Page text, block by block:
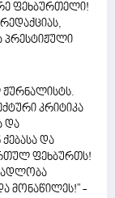
ფეხბურთელი!
პრესტიჟული
ჟურნალისტს.
კრიტიკა
და
და
ფეხბურთს!
მონაწილეს!" -